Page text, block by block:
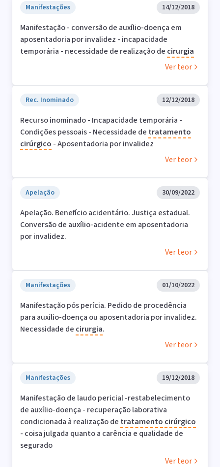
Manifestações 14/12/2018
Manifestação - conversão de auxílio-doença em
aposentadoria por invalidez - incapacidade
temporária - necessidade de realização de cirurgia
Ver teor
Rec. Inominado 12/12/2018
Recurso inominado - Incapacidade temporária -
Condições pessoais - Necessidade de tratamento
cirúrgico - Aposentadoria por invalidez
Ver teor
Apelação 30/09/2022
Apelação. Benefício acidentário. Justiça estadual.
Conversão de auxílio-acidente em aposentadoria
por invalidez.
Ver teor
Manifestações 01/10/2022
Manifestação pós perícia. Pedido de procedência
para auxílio-doença ou aposentadoria por invalidez.
Necessidade de cirurgia.
Ver teor
Manifestações 19/12/2018
Manifestação de laudo pericial -restabelecimento
de auxílio-doença - recuperação laborativa
condicionada à realização de tratamento cirúrgico
- coisa julgada quanto a carência e qualidade de
segurado
Ver teor